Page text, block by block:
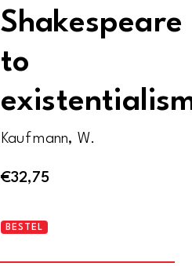
Shakespeare
to
Kaufmann, W.
€32,75
The
BESTEL